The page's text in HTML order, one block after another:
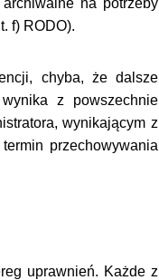
na potrzeby
f) RODO).
chyba, że dalsze
z powszechnie
wynikającym z
przechowywania
uprawnień. Każde z